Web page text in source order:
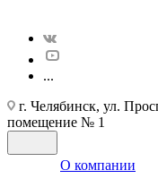
...
г. Челябинск, ул.
помещение № 1
О компании